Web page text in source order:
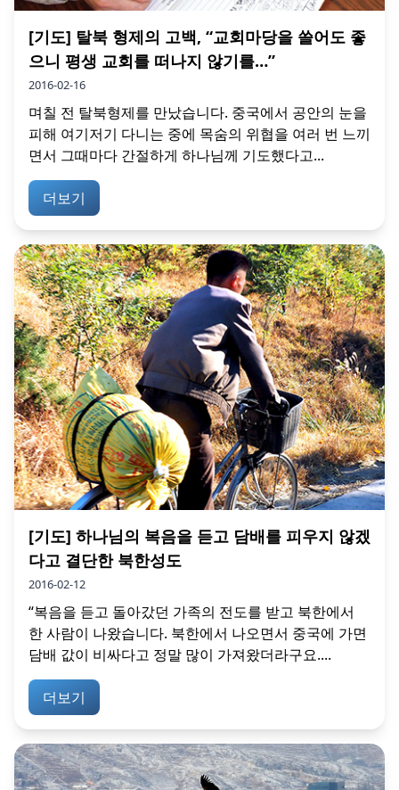
[기도] 탈북 형제의 고백, “교회마당을 쓸어도 좋
으니 평생 교회를 떠나지 않기를…”
2016-02-16
며칠 전 탈북형제를 만났습니다. 중국에서 공안의 눈을
피해 여기저기 다니는 중에 목숨의 위협을 여러 번 느끼
면서 그때마다 간절하게 하나님께 기도했다고...
더보기
[기도] 하나님의 복음을 듣고 담배를 피우지 않겠
다고 결단한 북한성도
2016-02-12
“복음을 듣고 돌아갔던 가족의 전도를 받고 북한에서
한 사람이 나왔습니다. 북한에서 나오면서 중국에 가면
담배 값이 비싸다고 정말 많이 가져왔더라구요....
더보기